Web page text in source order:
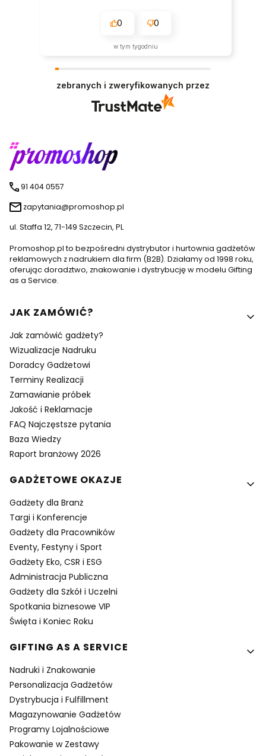
0 0
w tym tygodniu
zebranych i zweryfikowanych przez
91 404 0557
zapytania@promoshop.pl
ul. Staffa 12, 71-149 Szczecin, PL
Promoshop.pl to bezpośredni dystrybutor i hurtownia gadżetów
reklamowych z nadrukiem dla firm (B2B). Działamy od 1998 roku,
oferując doradztwo, znakowanie i dystrybucję w modelu Gifting
as a Service.
Linki w stopce
JAK ZAMÓWIĆ?
Jak zamówić gadżety?
Wizualizacje Nadruku
Doradcy Gadżetowi
Terminy Realizacji
Zamawianie próbek
Jakość i Reklamacje
FAQ Najczęstsze pytania
Baza Wiedzy
Raport branżowy 2026
GADŻETOWE OKAZJE
Gadżety dla Branż
Targi i Konferencje
Gadżety dla Pracowników
Eventy, Festyny i Sport
Gadżety Eko, CSR i ESG
Administracja Publiczna
Gadżety dla Szkół i Uczelni
Spotkania biznesowe VIP
Święta i Koniec Roku
GIFTING AS A SERVICE
Nadruki i Znakowanie
Personalizacja Gadżetów
Dystrybucja i Fulfillment
Magazynowanie Gadżetów
Programy Lojalnościowe
Pakowanie w Zestawy